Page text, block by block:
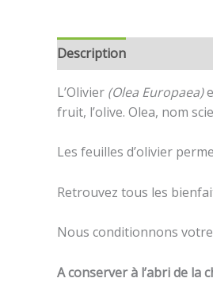
Description
L’Olivier (Olea Europaea)
fruit, l’olive. Olea, nom
Les feuilles d’olivier
Retrouvez tous les
Nous conditionnons
A conserver à l’abri de la